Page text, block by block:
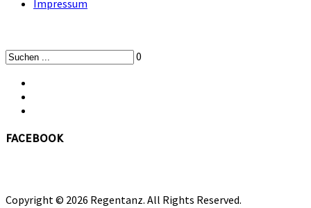
Impressum
0
facebook
Copyright © 2026 Regentanz. All Rights Reserved.